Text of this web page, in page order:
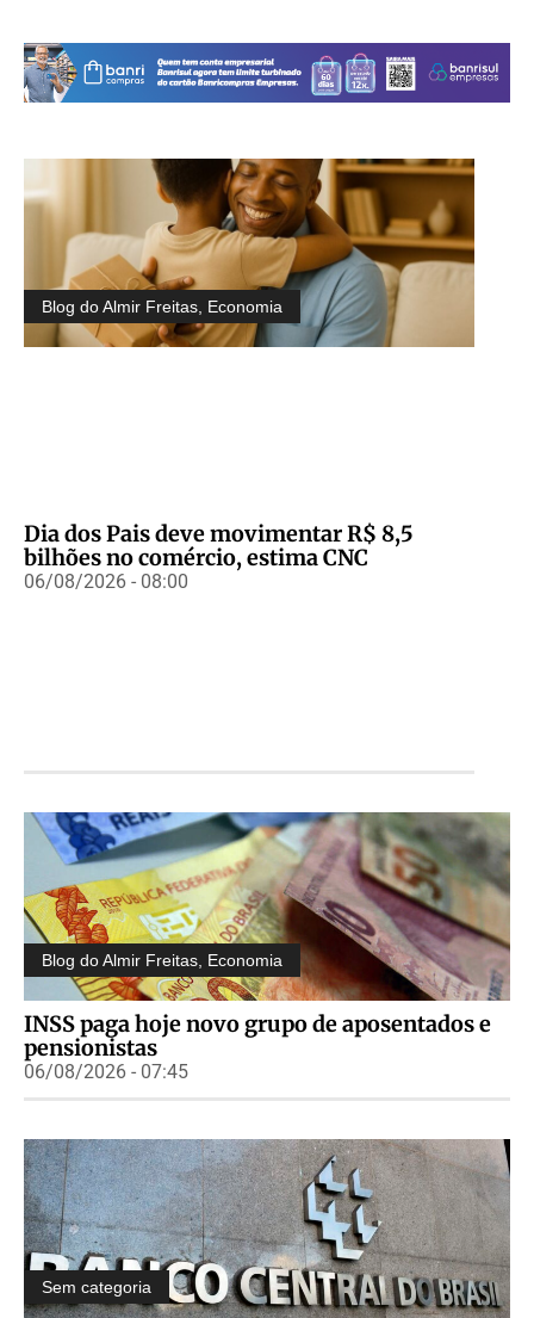
Blog do Almir Freitas, Economia
Dia dos Pais deve movimentar R$ 8,5
bilhões no comércio, estima CNC
06/08/2026 - 08:00
Blog do Almir Freitas, Economia
INSS paga hoje novo grupo de aposentados e
pensionistas
06/08/2026 - 07:45
Sem categoria